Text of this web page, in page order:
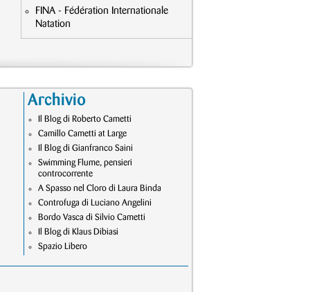
FINA - Fédération Internationale
Natation
Archivio
Il Blog di Roberto Cametti
Camillo Cametti at Large
Il Blog di Gianfranco Saini
Swimming Flume, pensieri
controcorrente
A Spasso nel Cloro di Laura Binda
Controfuga di Luciano Angelini
Bordo Vasca di Silvio Cametti
Il Blog di Klaus Dibiasi
Spazio Libero